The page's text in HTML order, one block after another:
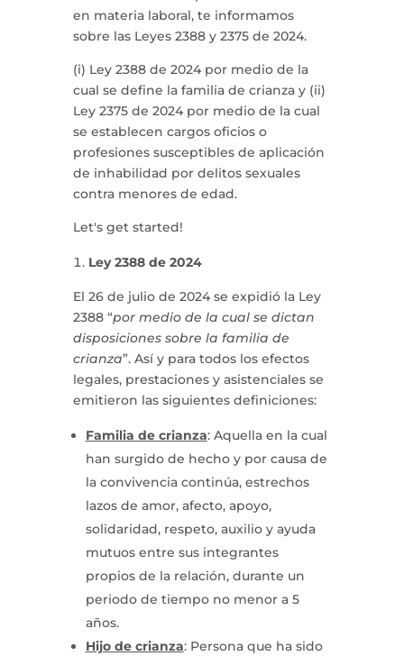
en materia laboral, te informamos
sobre las Leyes 2388 y 2375 de 2024.
(i) Ley 2388 de 2024 por medio de la
cual se define la familia de crianza y (ii)
Ley 2375 de 2024 por medio de la cual
se establecen cargos oficios o
profesiones susceptibles de aplicación
de inhabilidad por delitos sexuales
contra menores de edad.
Let's get started!
Ley 2388 de 2024
El 26 de julio de 2024 se expidió la Ley
2388 “por medio de la cual se dictan
disposiciones sobre la familia de
crianza”. Así y para todos los efectos
legales, prestaciones y asistenciales se
emitieron las siguientes definiciones:
Familia de crianza: Aquella en la cual
han surgido de hecho y por causa de
la convivencia continúa, estrechos
lazos de amor, afecto, apoyo,
solidaridad, respeto, auxilio y ayuda
mutuos entre sus integrantes
propios de la relación, durante un
periodo de tiempo no menor a 5
años.
Hijo de crianza: Persona que ha sido